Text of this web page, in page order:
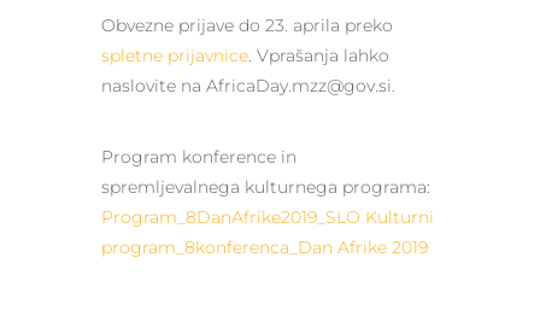
Obvezne prijave do 23. aprila preko
spletne prijavnice. Vprašanja lahko
naslovite na AfricaDay.mzz@gov.si.
Program konference in
spremljevalnega kulturnega programa:
Program_8DanAfrike2019_SLO Kulturni
program_8konferenca_Dan Afrike 2019